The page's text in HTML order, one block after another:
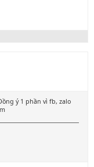
ý 1 phần vì fb, zalo